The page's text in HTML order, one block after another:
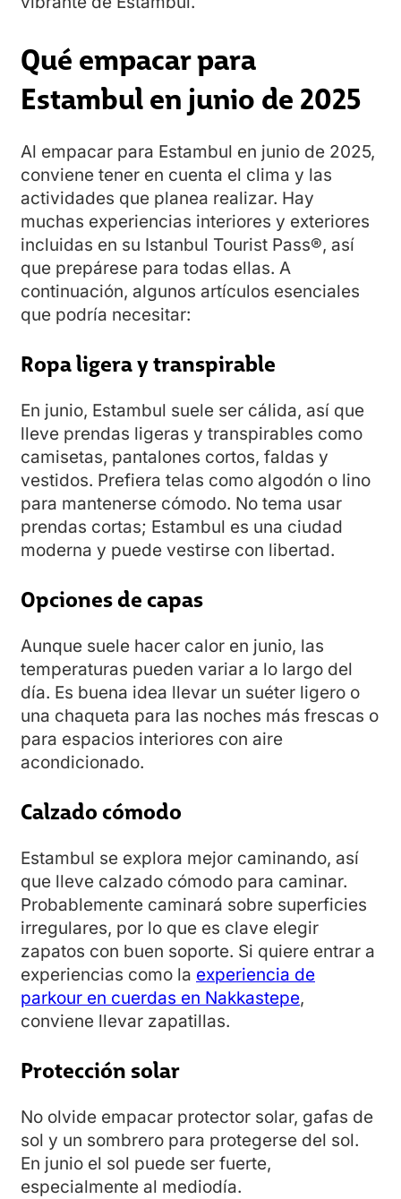
Qué empacar para
Estambul en junio de 2025
Al empacar para Estambul en junio de 2025,
conviene tener en cuenta el clima y las
actividades que planea realizar. Hay
muchas experiencias interiores y exteriores
incluidas en su Istanbul Tourist Pass®, así
que prepárese para todas ellas. A
continuación, algunos artículos esenciales
que podría necesitar:
Ropa ligera y transpirable
En junio, Estambul suele ser cálida, así que
lleve prendas ligeras y transpirables como
camisetas, pantalones cortos, faldas y
vestidos. Prefiera telas como algodón o lino
para mantenerse cómodo. No tema usar
prendas cortas; Estambul es una ciudad
moderna y puede vestirse con libertad.
Opciones de capas
Aunque suele hacer calor en junio, las
temperaturas pueden variar a lo largo del
día. Es buena idea llevar un suéter ligero o
una chaqueta para las noches más frescas o
para espacios interiores con aire
acondicionado.
Calzado cómodo
Estambul se explora mejor caminando, así
que lleve calzado cómodo para caminar.
Probablemente caminará sobre superficies
irregulares, por lo que es clave elegir
zapatos con buen soporte. Si quiere entrar a
experiencias como la experiencia de
parkour en cuerdas en Nakkastepe,
conviene llevar zapatillas.
Protección solar
No olvide empacar protector solar, gafas de
sol y un sombrero para protegerse del sol.
En junio el sol puede ser fuerte,
especialmente al mediodía.